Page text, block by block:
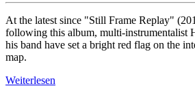
At the latest since "Still Frame Replay"
following this album, multi-instrumentalist
his band have set a bright red flag on the
map.
Weiterlesen